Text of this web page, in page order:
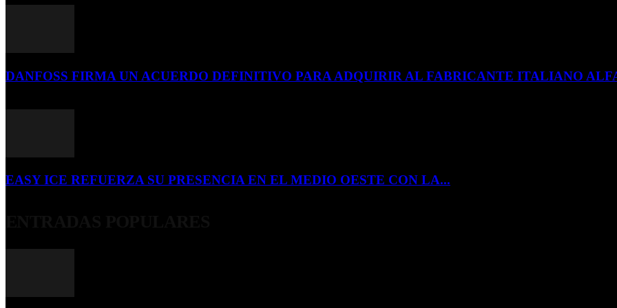
DANFOSS FIRMA UN ACUERDO DEFINITIVO PARA ADQUIRIR AL FABRICANTE ITALIANO
EASY ICE REFUERZA SU PRESENCIA EN EL MEDIO OESTE CON LA...